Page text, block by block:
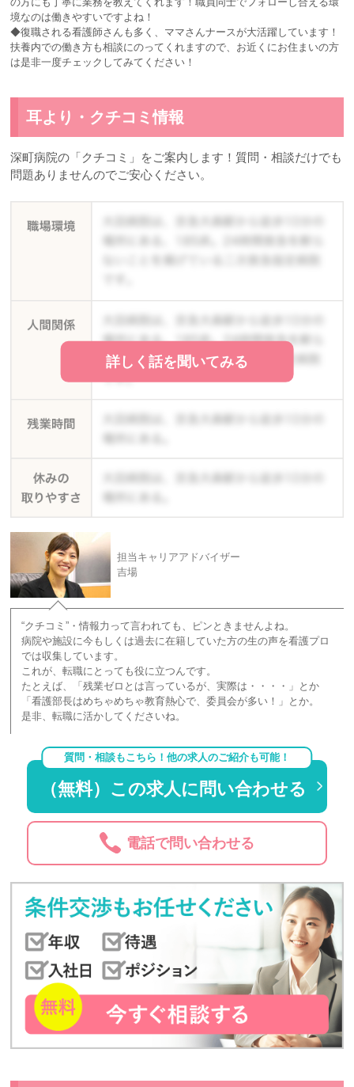
境なのは働きやすいですよね！
◆復職される看護師さんも多く、ママさんナースが大活躍しています！
扶養内での働き方も相談にのってくれますので、お近くにお住まいの方
は是非一度チェックしてみてください！
耳より・クチコミ情報
深町病院の「クチコミ」をご案内します！質問・相談だけでも
問題ありませんのでご安心ください。
詳しく話を聞いてみる
担当キャリアアドバイザー
吉場
“クチコミ”・情報力って言われても、ピンときませんよね。
病院や施設に今もしくは過去に在籍していた方の生の声を看護プロ
では収集しています。
これが、転職にとっても役に立つんです。
たとえば、「残業ゼロとは言っているが、実際は・・・・」とか
「看護部長はめちゃめちゃ教育熱心で、委員会が多い！」とか。
是非、転職に活かしてくださいね。
質問・相談もこちら！他の求人のご紹介も可能！
（無料）この求人に問い合わせる
電話で問い合わせる